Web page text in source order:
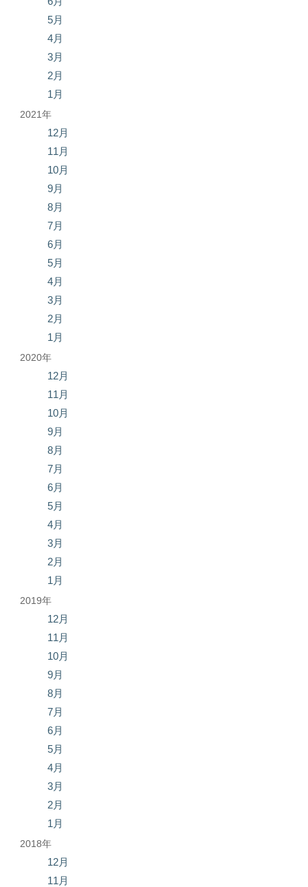
5月
4月
3月
2月
1月
2021年
12月
11月
10月
9月
8月
7月
6月
5月
4月
3月
2月
1月
2020年
12月
11月
10月
9月
8月
7月
6月
5月
4月
3月
2月
1月
2019年
12月
11月
10月
9月
8月
7月
6月
5月
4月
3月
2月
1月
2018年
12月
11月